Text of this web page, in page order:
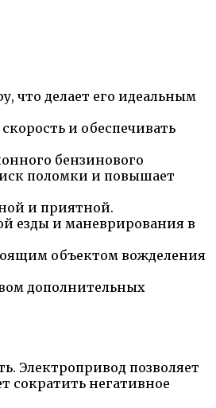
что делает его идеальным
и обеспечивать
бензинового
поломки и повышает
и приятной.
езды и маневрирования в
объектом вожделения
дополнительных
Электропривод позволяет
сократить негативное